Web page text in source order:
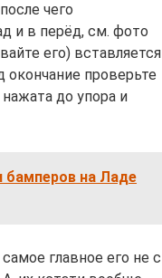
чего
и в перёд, см. фото
его) вставляется
окончание проверьте
до упора и
бамперов на Ладе
главное его не с